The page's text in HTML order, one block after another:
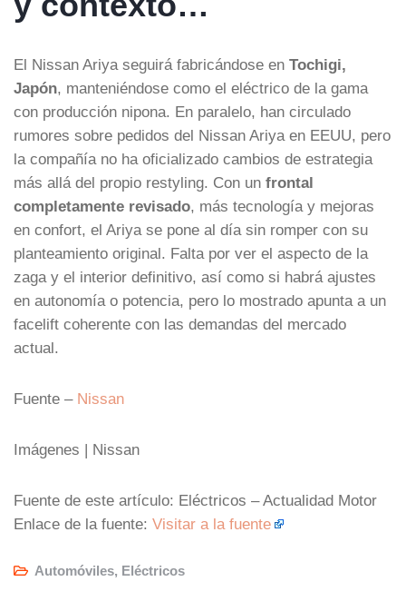
El Nissan Ariya seguirá fabricándose en Tochigi,
Japón, manteniéndose como el eléctrico de la gama
con producción nipona. En paralelo, han circulado
rumores sobre pedidos del Nissan Ariya en EEUU, pero
la compañía no ha oficializado cambios de estrategia
más allá del propio restyling. Con un frontal
completamente revisado, más tecnología y mejoras
en confort, el Ariya se pone al día sin romper con su
planteamiento original. Falta por ver el aspecto de la
zaga y el interior definitivo, así como si habrá ajustes
en autonomía o potencia, pero lo mostrado apunta a un
facelift coherente con las demandas del mercado
actual.
Fuente – Nissan
Imágenes | Nissan
Fuente de este artículo: Eléctricos – Actualidad Motor
Enlace de la fuente: Visitar a la fuente
Automóviles, Eléctricos